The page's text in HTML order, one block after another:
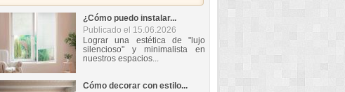
¿Cómo puedo instalar...
Publicado el 15.06.2026
Lograr una estética de "lujo
silencioso" y minimalista en
nuestros espacios...
Cómo decorar con estilo...